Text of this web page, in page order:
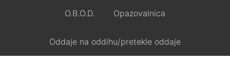
O.B.O.D. Opazovalnica
Oddaje na oddihu/pretekle oddaje